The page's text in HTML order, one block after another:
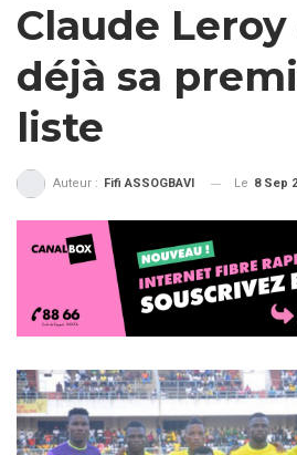
Claude
déjà sa
liste
Auteur : Fifi ASSOGBAVI Le 8 Sep